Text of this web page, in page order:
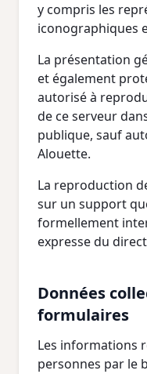
y compris les
iconographiques
La présentation
et également
autorisé à
de ce serveur
publique, sauf
Alouette.
La reproduction
sur un support
formellement
expresse du
Données
formulaires
Les informations
personnes par le